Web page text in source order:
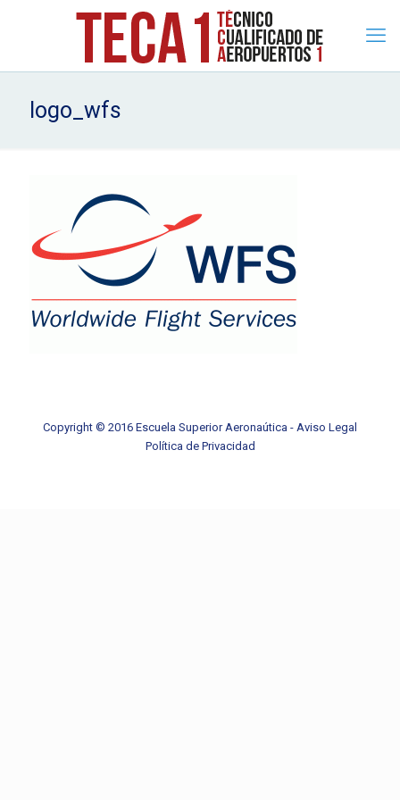
logo_wfs
Copyright © 2016 Escuela Superior Aeronaútica - Aviso Legal
Política de Privacidad